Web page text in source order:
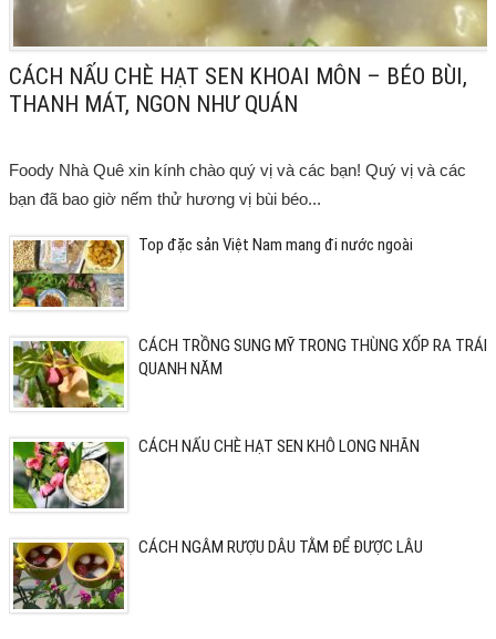
CÁCH NẤU CHÈ HẠT SEN KHOAI MÔN – BÉO BÙI,
THANH MÁT, NGON NHƯ QUÁN
Foody Nhà Quê xin kính chào quý vị và các bạn! Quý vị và các
bạn đã bao giờ nếm thử hương vị bùi béo...
Top đặc sản Việt Nam mang đi nước ngoài
CÁCH TRỒNG SUNG MỸ TRONG THÙNG XỐP RA TRÁI
QUANH NĂM
CÁCH NẤU CHÈ HẠT SEN KHÔ LONG NHÃN
CÁCH NGÂM RƯỢU DÂU TẰM ĐỂ ĐƯỢC LÂU